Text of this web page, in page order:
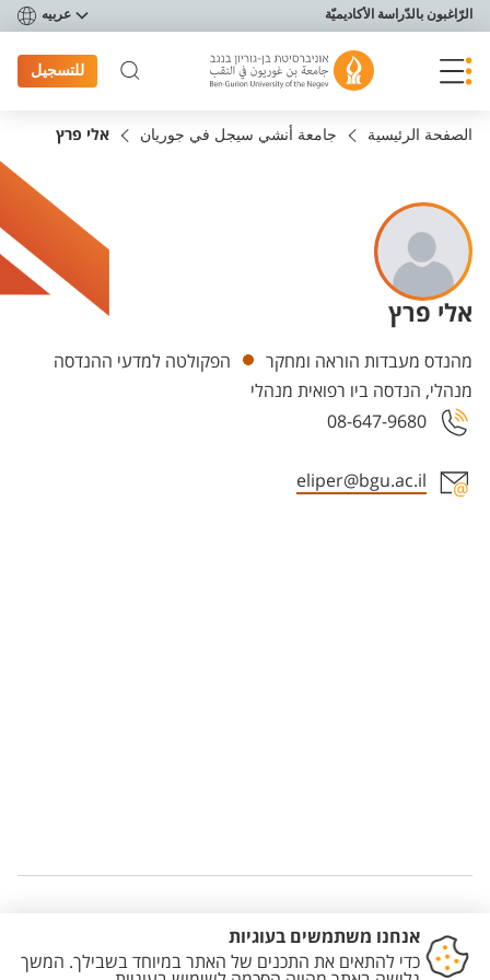
תפריט נגישות
الرّاغبون بالدّراسة الأكاديميّة عربيه
للتسجيل
الصفحة الرئيسية جامعة أنشي سيجل في جوريان אלי פרץ
אלי פרץ
Departments
מהנדס מעבדות הוראה ומחקר
הפקולטה למדעי ההנדסה
מנהלי, הנדסה ביו רפואית מנהלי
08-647-9680
eliper@bgu.ac.il